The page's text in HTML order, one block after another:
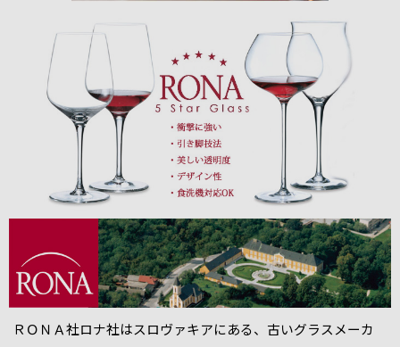
ＲＯＮＡ社ロナ社はスロヴァキアにある、古いグラスメーカ